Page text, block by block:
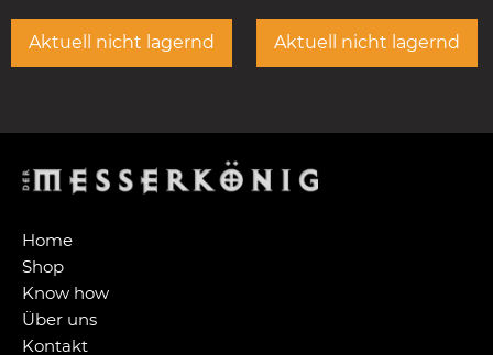
Aktuell nicht lagernd Aktuell nicht lagernd
Home
Shop
Know how
Über uns
Kontakt